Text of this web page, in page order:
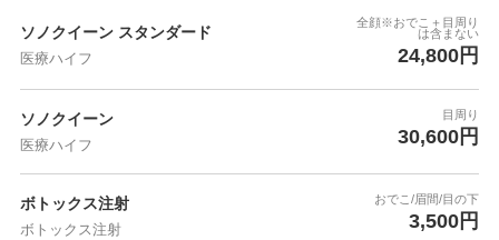
ソノクイーン スタンダード
医療ハイフ
全顔※おでこ＋目周り
は含まない
24,800円
ソノクイーン
医療ハイフ
目周り
30,600円
ボトックス注射
ボトックス注射
おでこ/眉間/目の下
3,500円